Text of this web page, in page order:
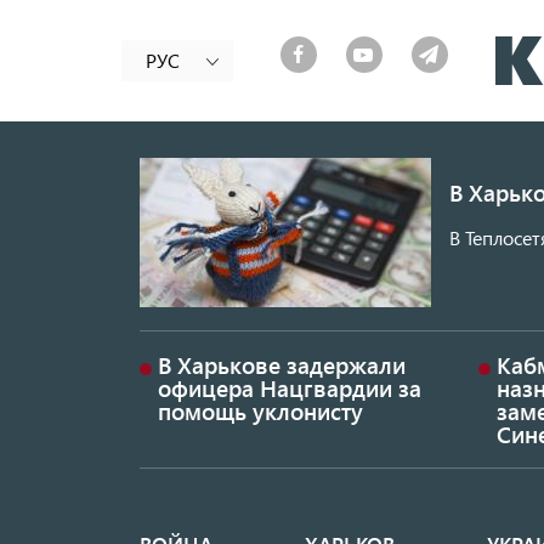
РУС
В
В
В Харькове задержали
офицера Нацгвардии за
помощь уклонисту